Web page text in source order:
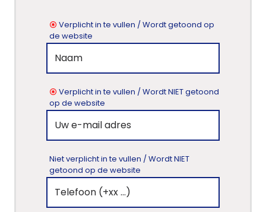
Verplicht in te vullen / Wordt getoond op
de website
Verplicht in te vullen / Wordt NIET getoond
op de website
Niet verplicht in te vullen / Wordt NIET
getoond op de website